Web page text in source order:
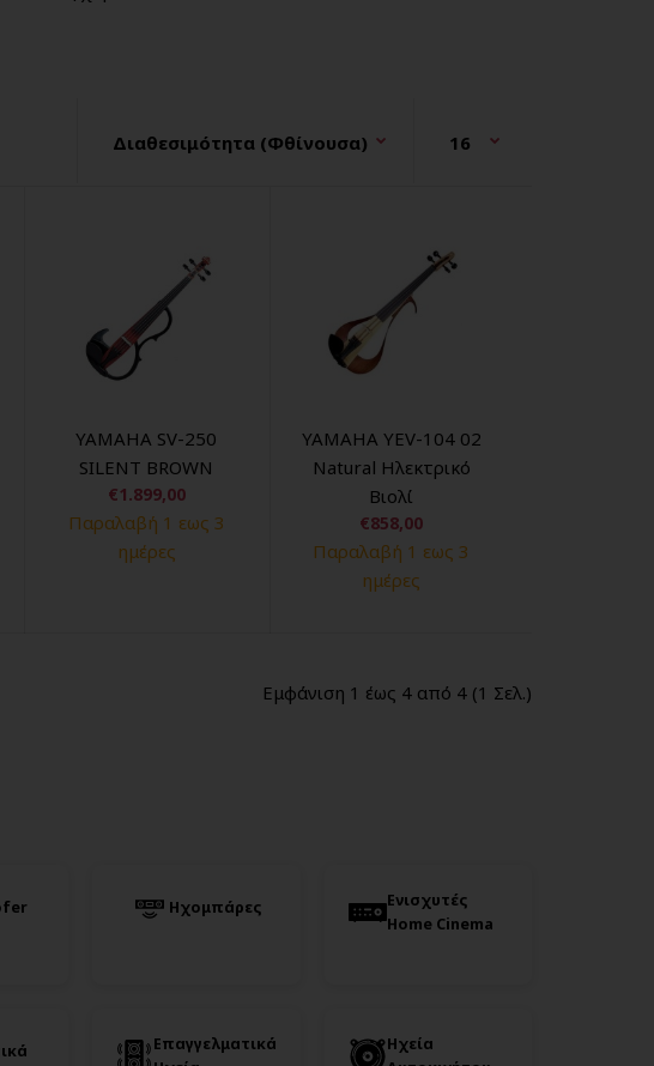
YAMAHA SV-250
SILENT BROWN
€1.899,00
Παραλαβή 1 εως 3
ημέρες
YAMAHA YEV-104 02
Natural Hλεκτρικό
Βιολί
€858,00
Παραλαβή 1 εως 3
ημέρες
Εμφάνιση 1 έως 4 από 4 (1 Σελ.)
Ηχομπάρες
Ενισχυτές
Home Cinema
Επαγγελματικά
Ηχεία